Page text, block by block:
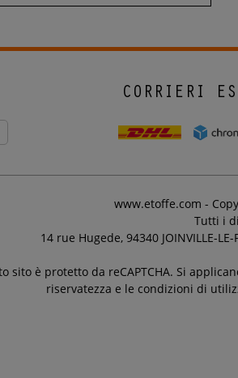
CORRIERI
www.etoffe.com -
Tutti i
14 rue Hugede, 94340 JOINVILLE-LE-
sito è protetto da reCAPTCHA. Si
riservatezza e le condizioni di